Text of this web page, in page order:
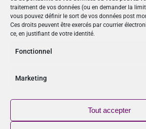
traitement de vos données (ou en demander la
vous pouvez définir le sort de vos données post
Ces droits peuvent être exercés par courrier
ce, en justifiant de votre identité.
Fonctionnel
Marketing
Tout accepter
Articles (69)
Le Cefcys et son engagement (4)
Le Cyber Women Day (10)
Les femmes dans la cyber (19)
Les publications du Cefcys (7)
Sensibilisation (1)